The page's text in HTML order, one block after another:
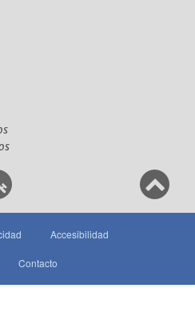
Accesibilidad
Contacto